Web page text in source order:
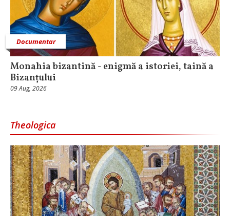
Documentar
Monahia bizantină - enigmă a istoriei, taină a
Bizanțului
09 Aug, 2026
Theologica